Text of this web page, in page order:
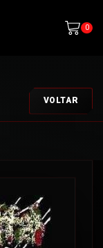
0
VOLTAR